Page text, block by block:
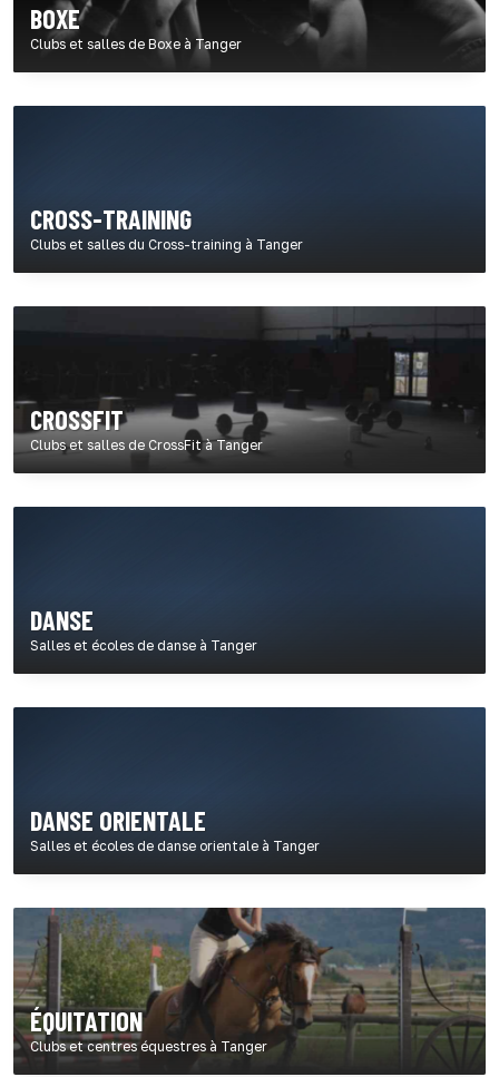
BOXE
Clubs et salles de Boxe à Tanger
CROSS-TRAINING
Clubs et salles du Cross-training à Tanger
CROSSFIT
Clubs et salles de CrossFit à Tanger
DANSE
Salles et écoles de danse à Tanger
DANSE ORIENTALE
Salles et écoles de danse orientale à Tanger
ÉQUITATION
Clubs et centres équestres à Tanger